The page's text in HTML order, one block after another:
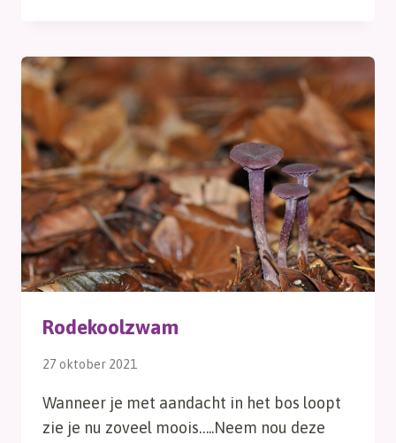
Rodekoolzwam
27 oktober 2021
Wanneer je met aandacht in het bos loopt
zie je nu zoveel moois…..Neem nou deze